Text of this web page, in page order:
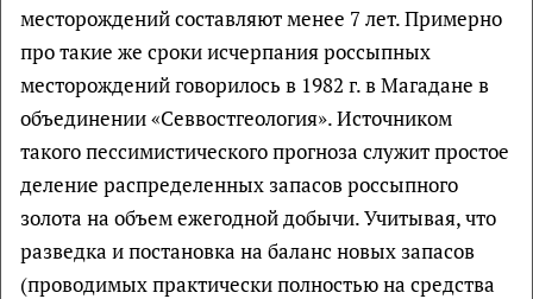
месторождений составляют менее 7 лет. Примерно
про такие же сроки исчерпания россыпных
месторождений говорилось в 1982 г. в Магадане в
объединении «Севвостгеология». Источником
такого пессимистического прогноза служит простое
деление распределенных запасов россыпного
золота на объем ежегодной добычи. Учитывая, что
разведка и постановка на баланс новых запасов
(проводимых практически полностью на средства